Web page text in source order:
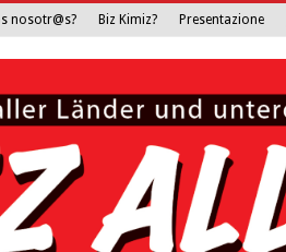
nosotr@s? Biz Kimiz? Presentazione